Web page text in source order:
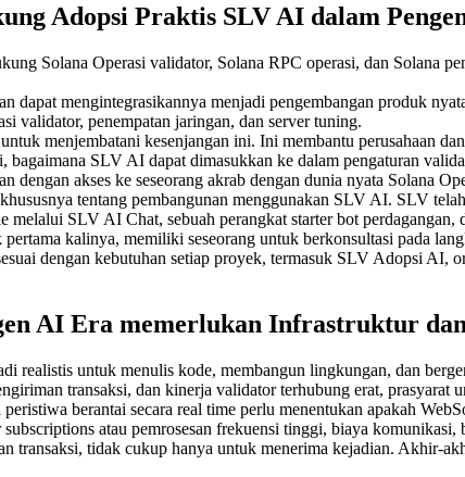
Adopsi Praktis SLV AI dalam
Solana Operasi validator, Solana RPC operasi, dan Solana
dapat mengintegrasikannya menjadi pengembangan produk
validator, penempatan jaringan, dan server tuning.
menjembatani kesenjangan ini. Ini membantu perusahaan
bagaimana SLV AI dapat dimasukkan ke dalam pengaturan
dengan akses ke seseorang akrab dengan dunia nyata Solana
tentang pembangunan menggunakan SLV AI. SLV
SLV AI Chat, sebuah perangkat starter bot
kalinya, memiliki seseorang untuk berkonsultasi pada
dengan kebutuhan setiap proyek, termasuk SLV Adopsi AI,
AI Era memerlukan Infrastruktur
realistis untuk menulis kode, membangun lingkungan, dan
transaksi, dan kinerja validator terhubung erat, prasyarat
berantai secara real time perlu menentukan apakah
atau pemrosesan frekuensi tinggi, biaya
transaksi, tidak cukup hanya untuk menerima kejadian. Akhir-